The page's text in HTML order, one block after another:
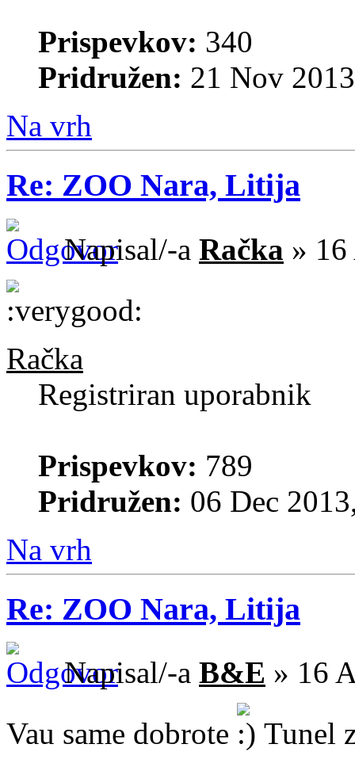
Prispevkov: 340
Pridružen: 21 Nov
Na vrh
Re: ZOO Nara, Litija
Napisal/-a Račka »
Račka
Registriran uporabnik
Prispevkov: 789
Pridružen: 06 Dec
Na vrh
Re: ZOO Nara, Litija
Napisal/-a B&E » 16
Vau same dobrote
Tunel